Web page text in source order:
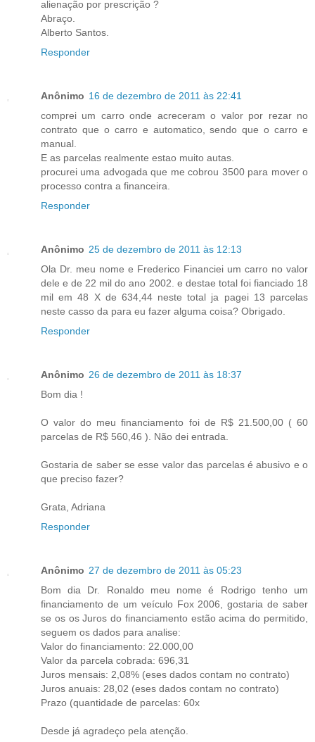
alienação por prescrição ?
Abraço.
Alberto Santos.
Responder
Anônimo 16 de dezembro de 2011 às 22:41
comprei um carro onde acreceram o valor por rezar no
contrato que o carro e automatico, sendo que o carro e
manual.
E as parcelas realmente estao muito autas.
procurei uma advogada que me cobrou 3500 para mover o
processo contra a financeira.
Responder
Anônimo 25 de dezembro de 2011 às 12:13
Ola Dr. meu nome e Frederico Financiei um carro no valor
dele e de 22 mil do ano 2002. e destae total foi fianciado 18
mil em 48 X de 634,44 neste total ja pagei 13 parcelas
neste casso da para eu fazer alguma coisa? Obrigado.
Responder
Anônimo 26 de dezembro de 2011 às 18:37
Bom dia !
O valor do meu financiamento foi de R$ 21.500,00 ( 60
parcelas de R$ 560,46 ). Não dei entrada.
Gostaria de saber se esse valor das parcelas é abusivo e o
que preciso fazer?
Grata, Adriana
Responder
Anônimo 27 de dezembro de 2011 às 05:23
Bom dia Dr. Ronaldo meu nome é Rodrigo tenho um
financiamento de um veículo Fox 2006, gostaria de saber
se os os Juros do financiamento estão acima do permitido,
seguem os dados para analise:
Valor do financiamento: 22.000,00
Valor da parcela cobrada: 696,31
Juros mensais: 2,08% (eses dados contam no contrato)
Juros anuais: 28,02 (eses dados contam no contrato)
Prazo (quantidade de parcelas: 60x
Desde já agradeço pela atenção.